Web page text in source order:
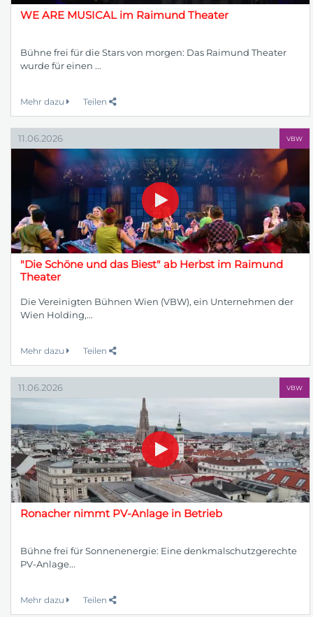
WE ARE MUSICAL im Raimund Theater
Bühne frei für die Stars von morgen: Das Raimund Theater
wurde für einen ...
Mehr dazu Teilen
11.06.2026 VBW
"Die Schöne und das Biest" ab Herbst im Raimund
Theater
Die Vereinigten Bühnen Wien (VBW), ein Unternehmen der
Wien Holding,...
Mehr dazu Teilen
11.06.2026 VBW
Ronacher nimmt PV-Anlage in Betrieb
Bühne frei für Sonnenenergie: Eine denkmalschutzgerechte
PV-Anlage...
Mehr dazu Teilen